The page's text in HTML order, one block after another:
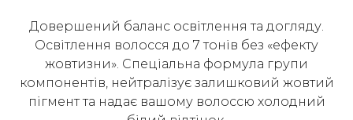
Довершений баланс освітлення та догляду.
Освітлення волосся до 7 тонів без «ефекту
жовтизни». Спеціальна формула групи
компонентів, нейтралізує залишковий жовтий
пігмент та надає вашому волоссю холодний